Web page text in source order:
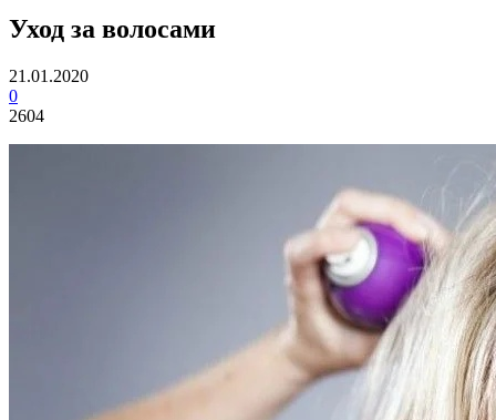
Уход за волосами
21.01.2020
0
2604